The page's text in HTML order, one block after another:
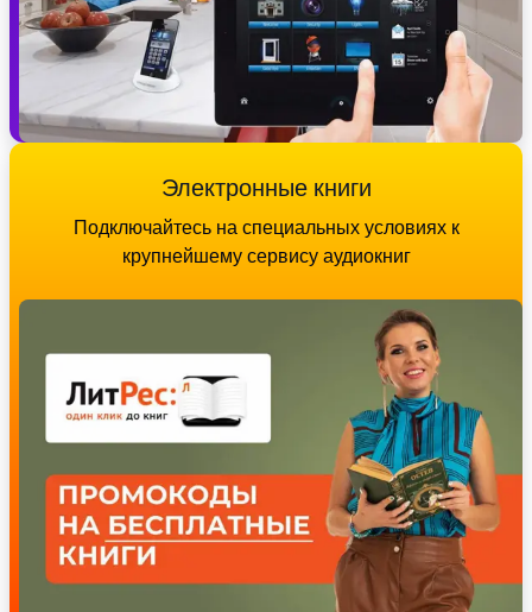
Электронные книги
Подключайтесь на специальных условиях к
крупнейшему сервису аудиокниг